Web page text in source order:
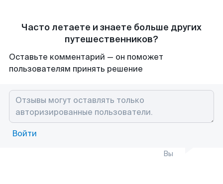
Часто летаете и знаете больше других
путешественников?
Оставьте комментарий — он поможет
пользователям принять решение
Войти
Вы